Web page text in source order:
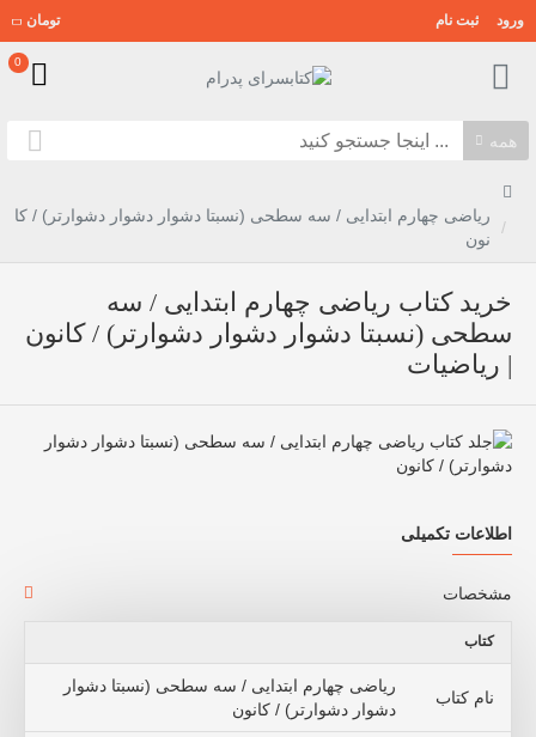
ورود ثبت نام تومان
0
همه
ریاضی چهارم ابتدایی / سه سطحی (نسبتا دشوار دشوار دشوارتر) / کا
نون
خرید کتاب ریاضی چهارم ابتدایی / سه
سطحی (نسبتا دشوار دشوار دشوارتر) / کانون
| ریاضیات
اطلاعات تکمیلی
مشخصات
کتاب
نام کتاب
ریاضی چهارم ابتدایی / سه سطحی (نسبتا دشوار
دشوار دشوارتر) / کانون